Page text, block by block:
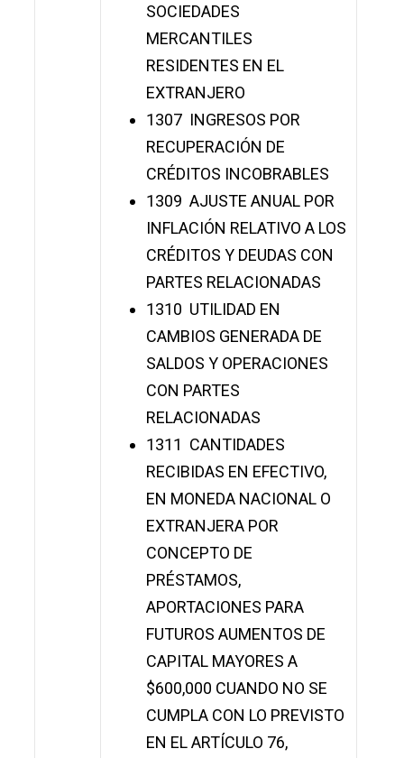
SOCIEDADES
MERCANTILES
RESIDENTES EN EL
EXTRANJERO
1307 INGRESOS POR
RECUPERACIÓN DE
CRÉDITOS INCOBRABLES
1309 AJUSTE ANUAL POR
INFLACIÓN RELATIVO A LOS
CRÉDITOS Y DEUDAS CON
PARTES RELACIONADAS
1310 UTILIDAD EN
CAMBIOS GENERADA DE
SALDOS Y OPERACIONES
CON PARTES
RELACIONADAS
1311 CANTIDADES
RECIBIDAS EN EFECTIVO,
EN MONEDA NACIONAL O
EXTRANJERA POR
CONCEPTO DE
PRÉSTAMOS,
APORTACIONES PARA
FUTUROS AUMENTOS DE
CAPITAL MAYORES A
$600,000 CUANDO NO SE
CUMPLA CON LO PREVISTO
EN EL ARTÍCULO 76,